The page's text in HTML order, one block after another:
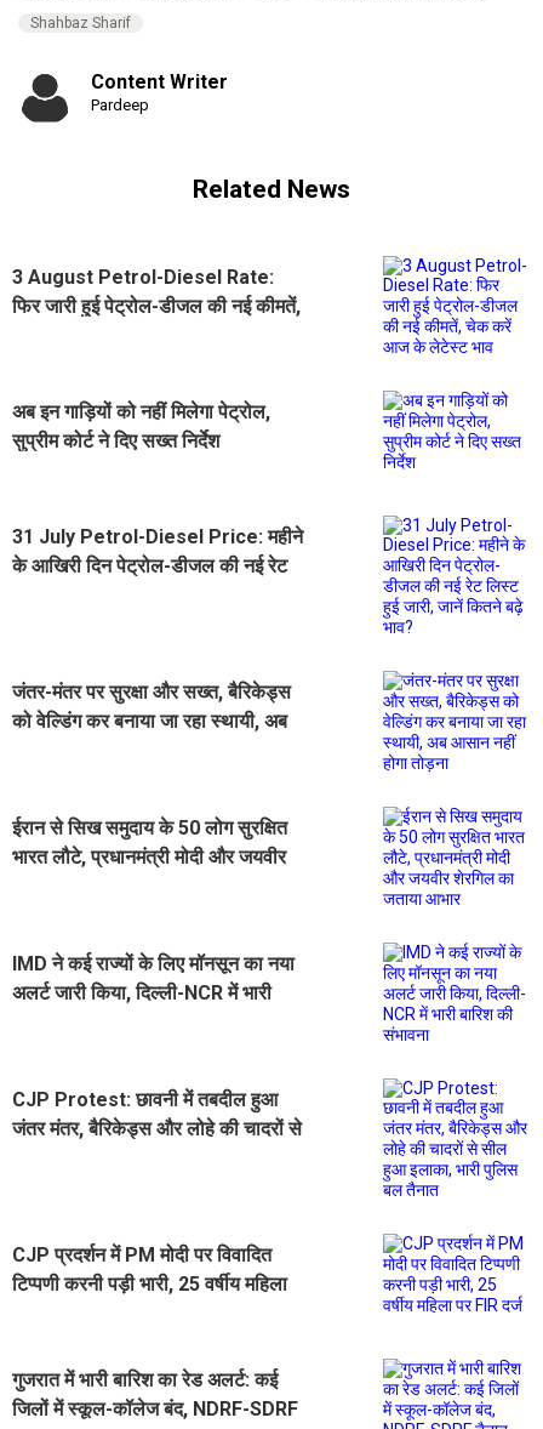
Shahbaz Sharif
Content Writer
Pardeep
Related News
3 August Petrol-Diesel Rate:
फिर जारी हुई पेट्रोल-डीजल की नई कीमतें,
अब इन गाड़ियों को नहीं मिलेगा पेट्रोल,
सुप्रीम कोर्ट ने दिए सख्त निर्देश
31 July Petrol-Diesel Price: महीने
के आखिरी दिन पेट्रोल-डीजल की नई रेट
जंतर-मंतर पर सुरक्षा और सख्त, बैरिकेड्स
को वेल्डिंग कर बनाया जा रहा स्थायी, अब
ईरान से सिख समुदाय के 50 लोग सुरक्षित
भारत लौटे, प्रधानमंत्री मोदी और जयवीर
IMD ने कई राज्यों के लिए मॉनसून का नया
अलर्ट जारी किया, दिल्ली-NCR में भारी
CJP Protest: छावनी में तबदील हुआ
जंतर मंतर, बैरिकेड्स और लोहे की चादरों से
CJP प्रदर्शन में PM मोदी पर विवादित
टिप्पणी करनी पड़ी भारी, 25 वर्षीय महिला
गुजरात में भारी बारिश का रेड अलर्ट: कई
जिलों में स्कूल-कॉलेज बंद, NDRF-SDRF